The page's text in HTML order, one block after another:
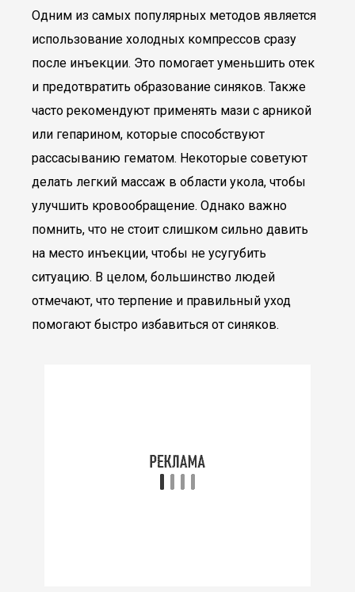
Одним из самых популярных методов является
использование холодных компрессов сразу
после инъекции. Это помогает уменьшить отек
и предотвратить образование синяков. Также
часто рекомендуют применять мази с арникой
или гепарином, которые способствуют
рассасыванию гематом. Некоторые советуют
делать легкий массаж в области укола, чтобы
улучшить кровообращение. Однако важно
помнить, что не стоит слишком сильно давить
на место инъекции, чтобы не усугубить
ситуацию. В целом, большинство людей
отмечают, что терпение и правильный уход
помогают быстро избавиться от синяков.